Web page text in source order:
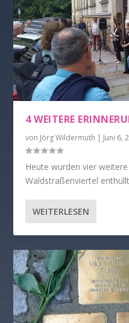
4 WEITERE
von Jörg Wildermuth | Juni 6,
Heute wurden vier
Waldstraßenviertel
WEITERLESEN